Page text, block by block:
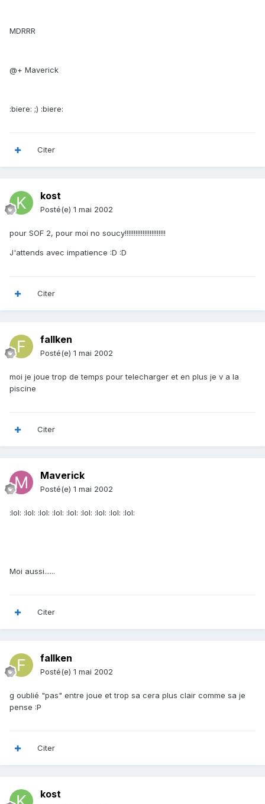
MDRRR
@+ Maverick
:biere: ;) :biere:
Citer
kost
Posté(e) 1 mai 2002
pour SOF 2, pour moi no soucy!!!!!!!!!!!!!!!!!!!!!!!
J'attends avec impatience :D :D
Citer
fallken
Posté(e) 1 mai 2002
moi je joue trop de temps pour telecharger et en plus je v a la
piscine
Citer
Maverick
Posté(e) 1 mai 2002
:lol: :lol: :lol: :lol: :lol: :lol: :lol: :lol: :lol:
Moi aussi......
Citer
fallken
Posté(e) 1 mai 2002
g oublié "pas" entre joue et trop sa cera plus clair comme sa je
pense :P
Citer
kost